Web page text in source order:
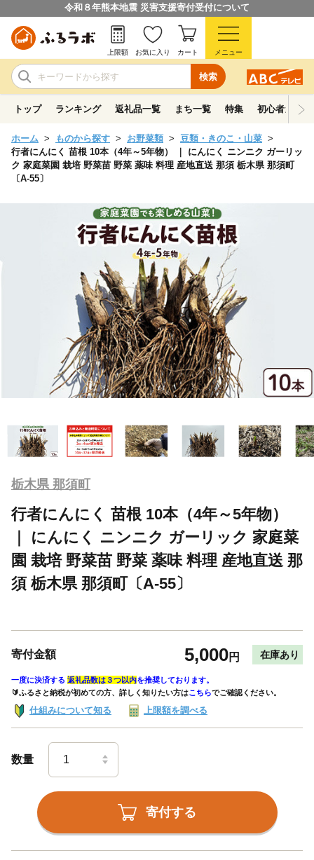
令和８年熊本地震 災害支援寄付受付について
検索
上限額 お気に入り カート メニュー
トップ ランキング 返礼品一覧 まち一覧 特集 初心者ガイド
ホーム ものから探す お野菜類
豆類・きのこ・山菜
行者にんにく 苗根 10本（4年～5年物） ｜ にんにく ニンニク ガーリッ
ク 家庭菜園 栽培 野菜苗 野菜 薬味 料理 産地直送 那須 栃木県 那須町
〔A-55〕
栃木県 那須町
行者にんにく 苗根 10本（4年～5年物）
｜ にんにく ニンニク ガーリック 家庭菜
園 栽培 野菜苗 野菜 薬味 料理 産地直送 那
須 栃木県 那須町〔A-55〕
寄付金額 5,000円 在庫あり
一度に決済する 返礼品数は３つ以内を推奨しております。
🔰ふるさと納税が初めての方、詳しく知りたい方はこちらでご確認ください。
仕組みについて知る 上限額を調べる
数量
寄付する